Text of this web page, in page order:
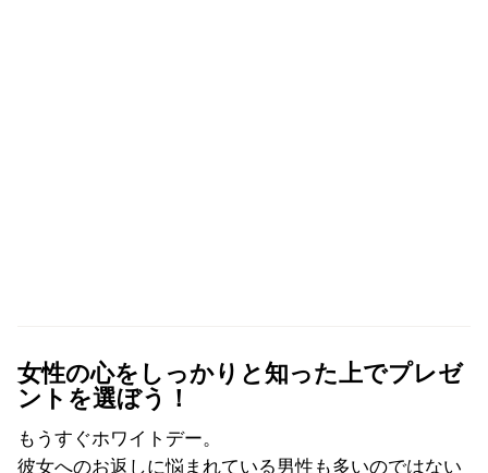
女性の心をしっかりと知った上でプレゼ
ントを選ぼう！
もうすぐホワイトデー。
彼女へのお返しに悩まれている男性も多いのではない